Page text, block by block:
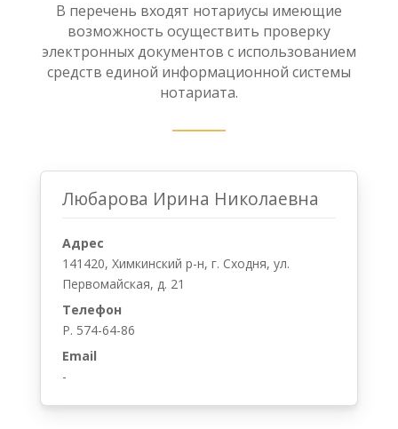
В перечень входят нотариусы имеющие
возможность осуществить проверку
электронных документов с использованием
средств единой информационной системы
нотариата.
Любарова Ирина Николаевна
Адрес
141420, Химкинский р-н, г. Сходня, ул.
Первомайская, д. 21
Телефон
Р. 574-64-86
Email
-